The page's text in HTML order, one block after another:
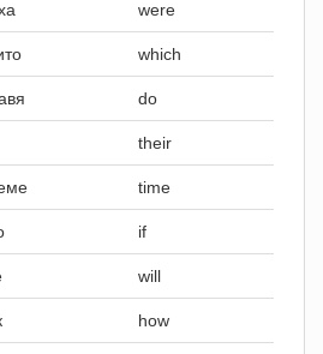
were
which
do
their
time
if
will
how